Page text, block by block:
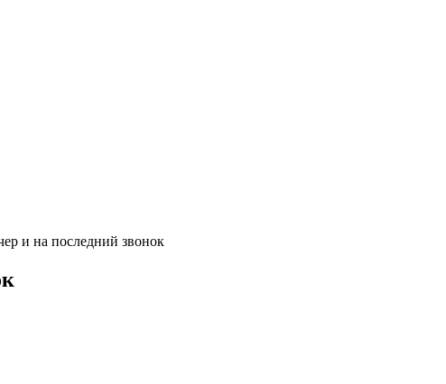
и на последний звонок